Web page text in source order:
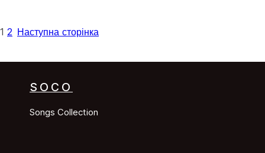
1 2 Наступна сторінка
SOCO
Songs Collection